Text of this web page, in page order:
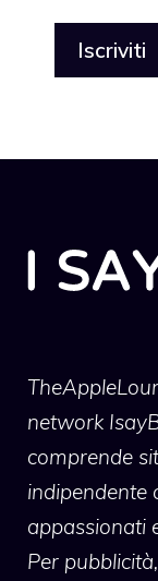
network
comprende
indipendente
appassionati
Per